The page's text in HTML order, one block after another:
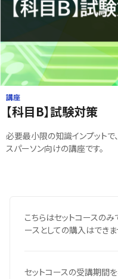
講座
【科目B】試験対策
必要最小限の知識インプット
スパーソン向けの講座です。
こちらはセットコースの
ースとしての購入はできま
セットコースの受講期間を